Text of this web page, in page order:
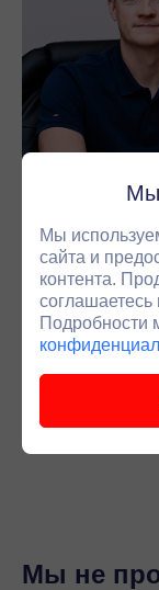
Черепанов
Мы не
Мы
Мы
сайта и
контента.
соглашаетесь
Подробности